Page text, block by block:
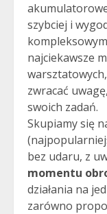
szybciej i
najciekawsze
zwracać
swoich zadań.
Skupiamy się
bez udaru, z
momentu
działania na
zarówno